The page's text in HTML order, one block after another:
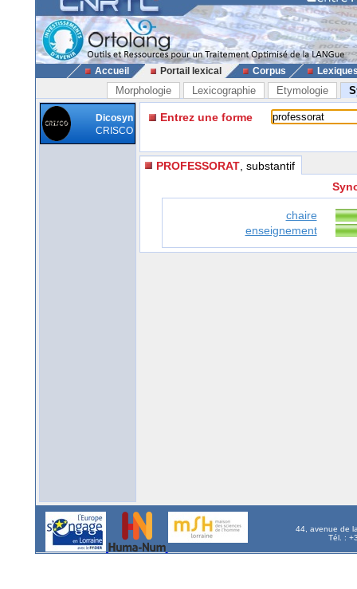
Accueil Portail lexical Corpus
Morphologie Lexicographie Etymologie
Dicosyn
CRISCO
Entrez une forme
PROFESSORAT , substantif
chaire
enseignement
44, avenue de
Tél. :